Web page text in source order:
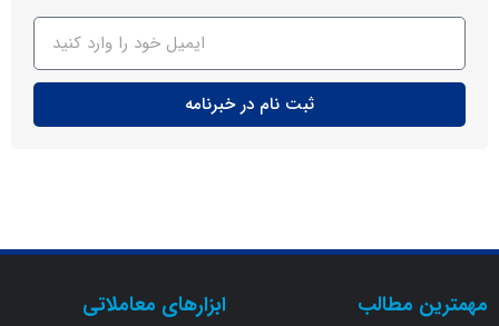
ثبت نام در خبرنامه
مطالب ابزارهای معاملاتی